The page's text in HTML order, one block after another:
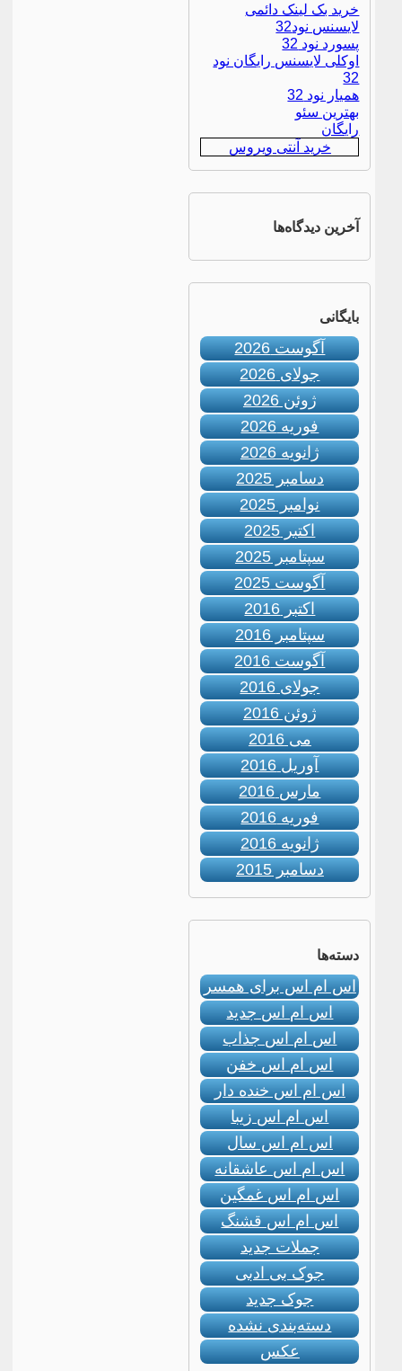
خرید بک لینک دائمی
لایسنس نود32
پسورد نود 32
اوکلی لایسنس رایگان نود
32
همیار نود 32
بهترین سئو
رایگان
خرید آنتی ویروس
آخرین دیدگاه‌ها
بایگانی
آگوست 2026
جولای 2026
ژوئن 2026
فوریه 2026
ژانویه 2026
دسامبر 2025
نوامبر 2025
اکتبر 2025
سپتامبر 2025
آگوست 2025
اکتبر 2016
سپتامبر 2016
آگوست 2016
جولای 2016
ژوئن 2016
می 2016
آوریل 2016
مارس 2016
فوریه 2016
ژانویه 2016
دسامبر 2015
دسته‌ها
اس ام اس برای همسر
اس ام اس جدید
اس ام اس جذاب
اس ام اس خفن
اس ام اس خنده دار
اس ام اس زیبا
اس ام اس سال
اس ام اس عاشقانه
اس ام اس غمگین
اس ام اس قشنگ
جملات جدید
جوک بی ادبی
جوک جدید
دسته‌بندی نشده
عکس